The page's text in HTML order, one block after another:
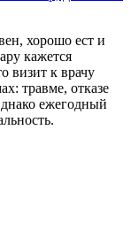
хорошо ест и
кажется
визит к врачу
травме, отказе
ежегодный